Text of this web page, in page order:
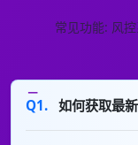
常见功能: 风
Q1. 如何获取最